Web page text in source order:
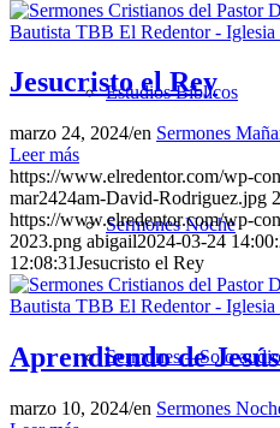
Estudios Bíblicos
Sermones Noche
Sermones – Solo audio
Jesucristo el Rey
marzo 24, 2024/en Sermones
Leer más
https://www.elredentor.com/wp-
mar2424am-David-Rodriguez.jpg
https://www.elredentor.com/wp-
2023.png abigail2024-03-24
12:08:31Jesucristo el Rey
Aprendiendo de
marzo 10, 2024/en Sermones